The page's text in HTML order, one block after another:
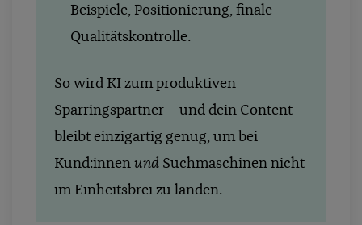
Beispiele, Positionierung, finale
Qualitätskontrolle.
So wird KI zum produktiven
Sparringspartner – und dein Content
bleibt einzigartig genug, um bei
Kund:innen und Suchmaschinen nicht
im Einheitsbrei zu landen.